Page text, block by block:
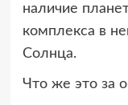
наличие
комплекса в
Солнца.
Что же это за